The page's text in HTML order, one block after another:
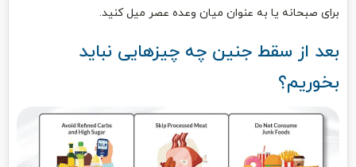
برای صبحانه یا به عنوان میان وعده عصر میل کنید.
بعد از سقط جنین چه چیزهایی نباید
بخوریم؟